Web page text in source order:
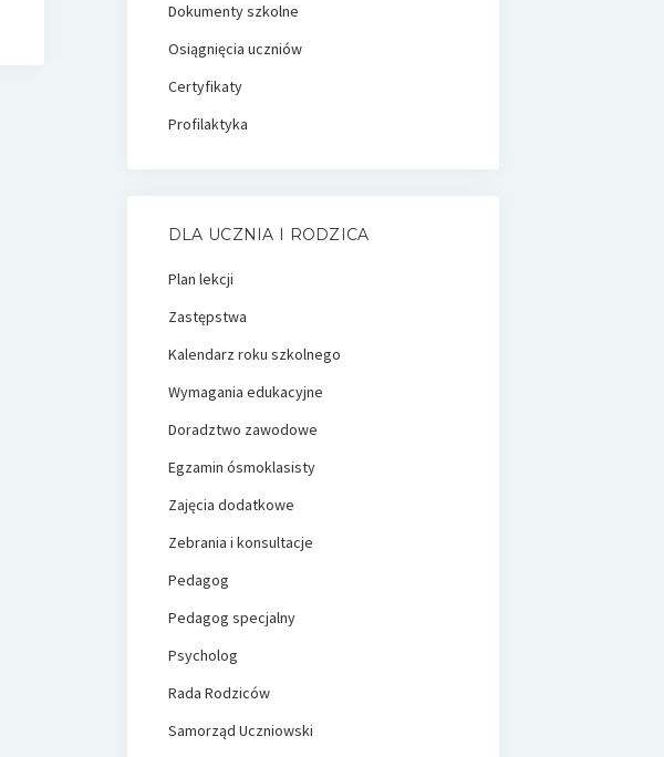
Dokumenty szkolne
Osiągnięcia uczniów
Certyfikaty
Profilaktyka
DLA UCZNIA I RODZICA
Plan lekcji
Zastępstwa
Kalendarz roku szkolnego
Wymagania edukacyjne
Doradztwo zawodowe
Egzamin ósmoklasisty
Zajęcia dodatkowe
Zebrania i konsultacje
Pedagog
Pedagog specjalny
Psycholog
Rada Rodziców
Samorząd Uczniowski